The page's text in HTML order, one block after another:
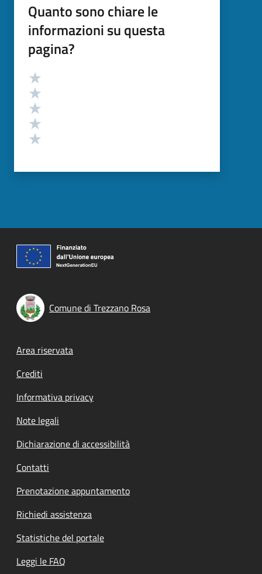
Quanto sono chiare le
informazioni su questa
pagina?
Valutazione
Comune di Trezzano Rosa
Footer menu
Area riservata
Crediti
Informativa privacy
Note legali
Dichiarazione di accessibilità
Contatti
Prenotazione appuntamento
Richiedi assistenza
Statistiche del portale
Leggi le FAQ